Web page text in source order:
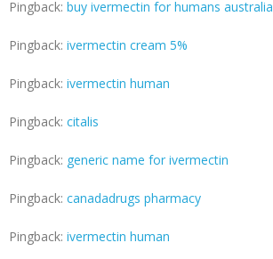
Pingback: buy ivermectin for humans australia
Pingback: ivermectin cream 5%
Pingback: ivermectin human
Pingback: citalis
Pingback: generic name for ivermectin
Pingback: canadadrugs pharmacy
Pingback: ivermectin human